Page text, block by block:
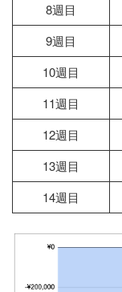
8週目
9週目
10週目
11週目
12週目
13週目
14週目